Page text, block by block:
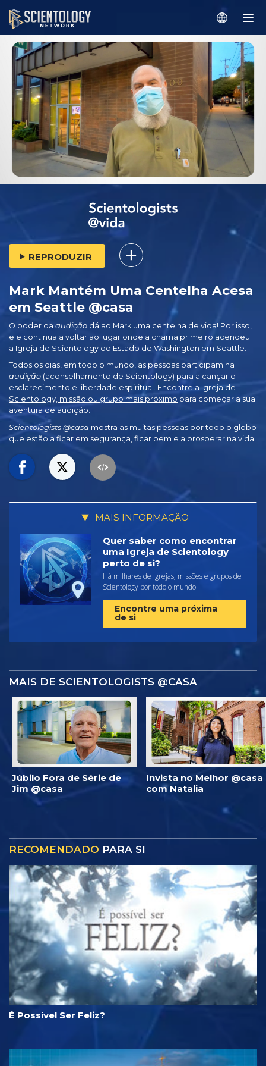
REPRODUZIR
Mark Mantém Uma Centelha Acesa
em Seattle @casa
O poder da audição dá ao Mark uma centelha de vida! Por isso,
ele continua a voltar ao lugar onde a chama primeiro acendeu:
a Igreja de Scientology do Estado de Washington em Seattle
Todos os dias, em todo o mundo, as pessoas participam na
audição (aconselhamento de Scientology) para alcançar o
esclarecimento e liberdade espiritual. Encontre a Igreja de
Scientology, missão ou grupo mais próximo para começar a sua
aventura de audição.
Scientologists @casa mostra as muitas pessoas por todo o globo
que estão a ficar em segurança, ficar bem e a prosperar na vida.
MAIS INFORMAÇÃO
Quer saber como encontrar
uma Igreja de Scientology
perto de si?
Há milhares de Igrejas, missões e grupos de
Scientology por todo o mundo.
Encontre uma próxima
de si
MAIS DE SCIENTOLOGISTS @CASA
Júbilo Fora de Série de
Jim @casa
Invista no Melhor @casa
com Natalia
RECOMENDADO PARA SI
É Possível Ser Feliz?